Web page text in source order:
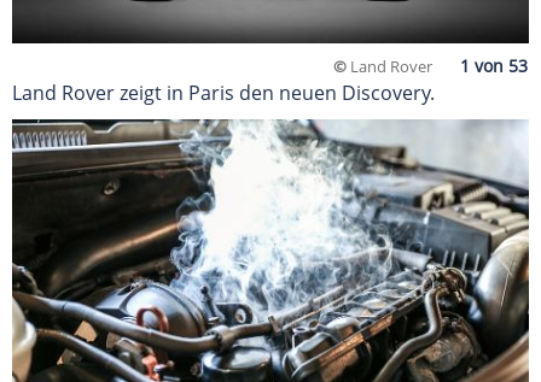
© Land Rover
Land Rover zeigt in Paris den neuen Discovery.